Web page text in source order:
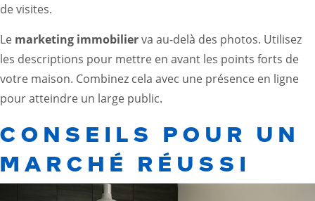
de visites.
Le marketing immobilierva au-delà des photos. Utilisez
les descriptions pour mettre en avant les points forts de
votre maison. Combinez cela avec une présence en ligne
pour atteindre un large public.
CONSEILS POUR UN
MARCHÉ RÉUSSI